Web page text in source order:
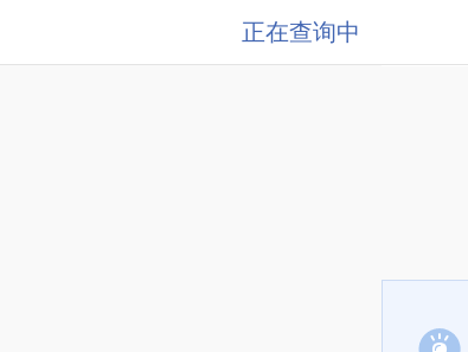
正在查询中